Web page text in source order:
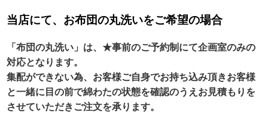
当店にて、お布団の丸洗いをご希望の場合
「布団の丸洗い」は、★事前のご予約制にて企画室のみの
対応となります。
集配ができない為、お客様ご自身でお持ち込み頂きお客様
と一緒に目の前で綿わたの状態を確認のうえお見積もりを
させていただきご注文を承ります。